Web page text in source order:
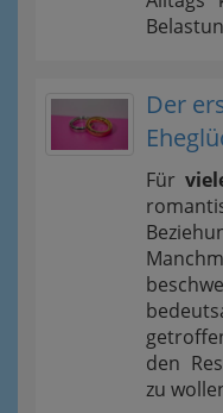
Der
Für
den
zu